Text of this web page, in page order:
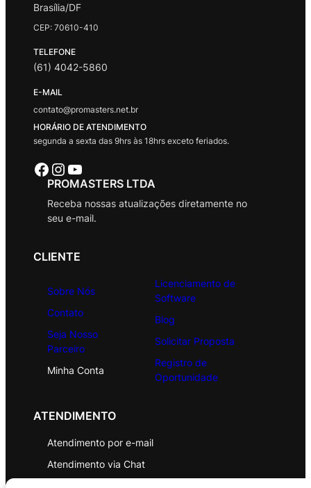
Brasília/DF
CEP: 70610-410
TELEFONE
(61) 4042-5860
E-MAIL
contato@promasters.net.br
HORÁRIO DE ATENDIMENTO
segunda a sexta das 9hrs às 18hrs exceto feriados.
Facebook Instagram Youtube
PROMASTERS LTDA
Receba nossas atualizações diretamente no
seu e-mail.
CLIENTE
Sobre Nós
Contato
Seja Nosso
Parceiro
Minha Conta
Licenciamento de
Software
Blog
Solicitar Proposta
Registro de
Oportunidade
ATENDIMENTO
Atendimento por e-mail
Atendimento via Chat